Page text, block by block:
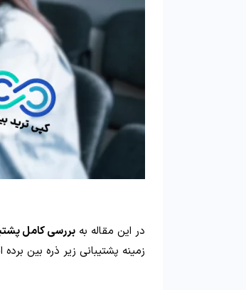
در این مقاله به بررسی کامل
زمینه پشتیبانی زیر ذره بین